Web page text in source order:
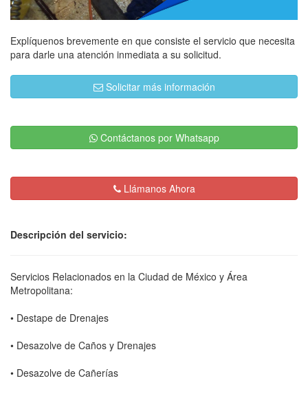
Explíquenos brevemente en que consiste el servicio que necesita
para darle una atención inmediata a su solicitud.
Solicitar más información
Contáctanos por Whatsapp
Llámanos Ahora
Descripción del servicio:
Servicios Relacionados en la Ciudad de México y Área
Metropolitana:
• Destape de Drenajes
• Desazolve de Caños y Drenajes
• Desazolve de Cañerías